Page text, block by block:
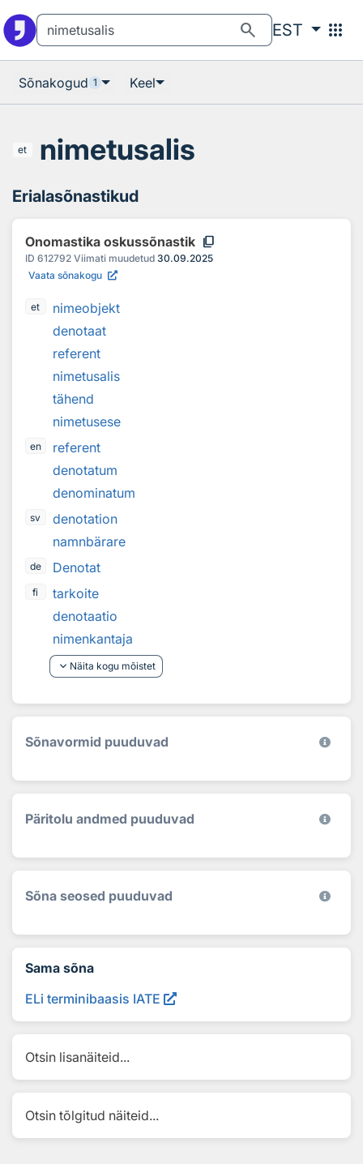
search EST apps
Sõnakogud 1 Keel
et nimetusalis
Erialasõnastikud
Onomastika oskussõnastik content_copy
ID 612792 Viimati muudetud 30.09.2025
Vaata sõnakogu
et
nimeobjekt
denotaat
referent
nimetusalis
tähend
nimetusese
en
referent
denotatum
denominatum
sv
denotation
namnbärare
de Denotat
fi
tarkoite
denotaatio
nimenkantaja
keyboard_arrow_down Näita kogu mõistet
Sõnavormid puuduvad
Päritolu andmed puuduvad
Sõna seosed puuduvad
Sama sõna
ELi terminibaasis IATE
Otsin lisanäiteid...
Otsin tõlgitud näiteid...